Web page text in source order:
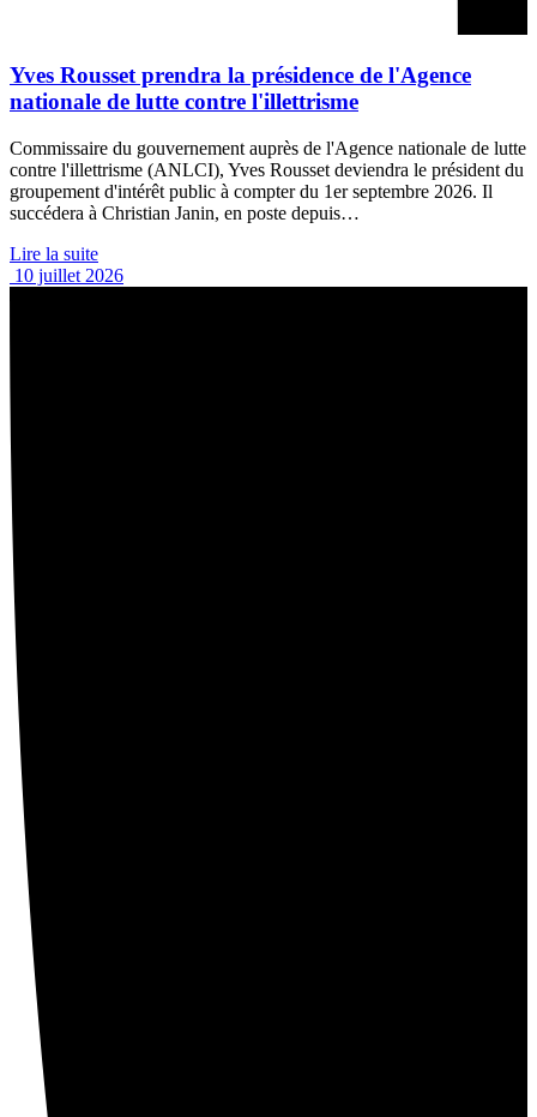
Yves Rousset prendra la présidence de l'Agence
nationale de lutte contre l'illettrisme
Commissaire du gouvernement auprès de l'Agence nationale de lutte
contre l'illettrisme (ANLCI), Yves Rousset deviendra le président du
groupement d'intérêt public à compter du 1er septembre 2026. Il
succédera à Christian Janin, en poste depuis…
Lire la suite
10 juillet 2026